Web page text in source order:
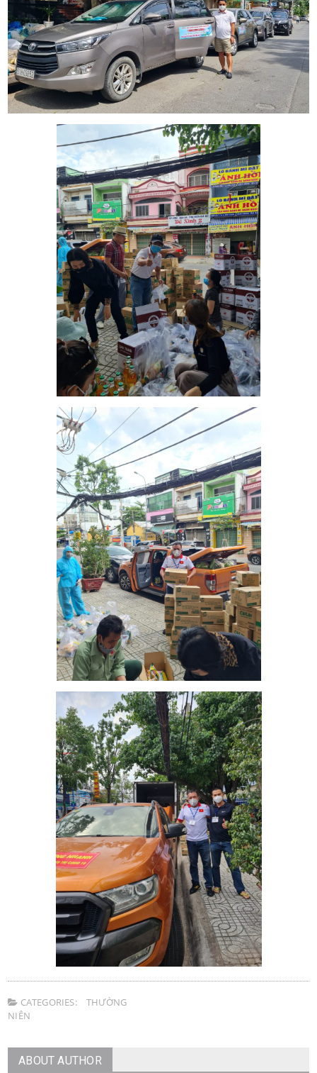
CATEGORIES:
THƯỜNG
NIÊN
ABOUT AUTHOR